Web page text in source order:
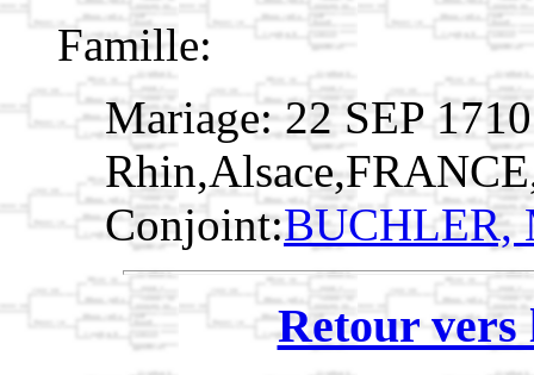
Famille:
Mariage: 22 SEP
Conjoint:BUCHLER,
Retour vers